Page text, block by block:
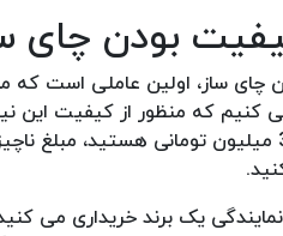
ساز، اولین عاملی است که
خرید چای ساز 3 میلیون تومانی
یک برند خریداری می